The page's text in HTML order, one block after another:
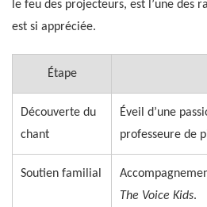
le feu des projecteurs, est l’une des
est si appréciée.
Étape
Découverte du
chant
Éveil d’une
professeure de
Soutien familial
The Voice Kids.